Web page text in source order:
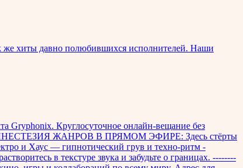
хиты давно полюбившихся исполнителей. Наши
Gryphonix. Круглосуточное онлайн-вещание без
СИНЕСТЕЗИЯ ЖАНРОВ В ПРЯМОМ ЭФИРЕ: Здесь стёрты
и Хаус — гипнотический грув и техно-ритм -
в текстуре звука и забудьте о границах. --------